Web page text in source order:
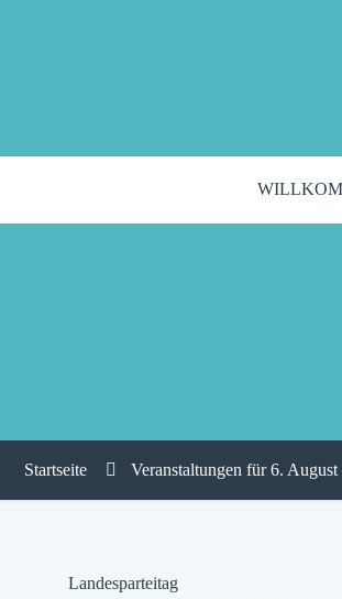
Startseite Veranstaltungen für 6. August
Landesparteitag